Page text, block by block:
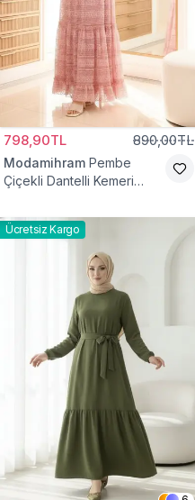
798,90TL 890,00TL
Modamihram Pembe
Çiçekli Dantelli Kemeri
Ücretsiz Kargo